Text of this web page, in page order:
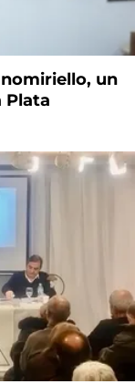
un
Plata